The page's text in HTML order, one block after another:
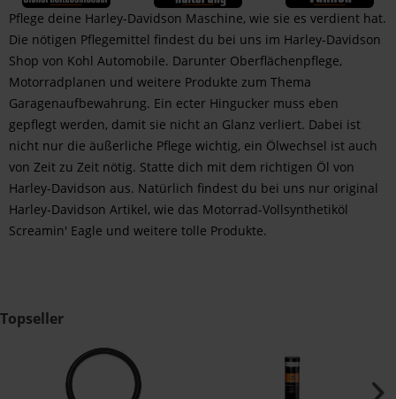
Topseller
Pflege deine Harley-Davidson Maschine, wie sie es verdient hat.
Die nötigen Pflegemittel findest du bei uns im Harley-Davidson
Shop von Kohl Automobile. Darunter Oberflächenpflege,
Motorradplanen und weitere Produkte zum Thema
Garagenaufbewahrung. Ein ecter Hingucker muss eben
gepflegt werden, damit sie nicht an Glanz verliert. Dabei ist
nicht nur die äußerliche Pflege wichtig, ein Ölwechsel ist auch
von Zeit zu Zeit nötig. Statte dich mit dem richtigen Öl von
Harley-Davidson aus. Natürlich findest du bei uns nur original
Harley-Davidson Artikel, wie das Motorrad-Vollsynthetiköl
Screamin' Eagle und weitere tolle Produkte.